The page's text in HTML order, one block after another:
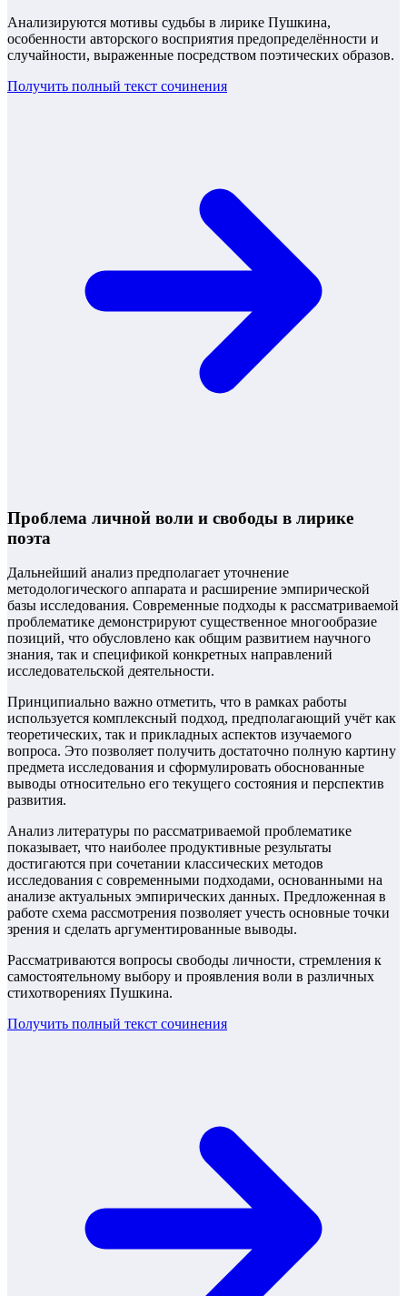
Анализируются мотивы судьбы в лирике Пушкина,
особенности авторского восприятия предопределённости и
случайности, выраженные посредством поэтических образов.
Получить полный текст сочинения
Проблема личной воли и свободы в лирике
поэта
Дальнейший анализ предполагает уточнение
методологического аппарата и расширение эмпирической
базы исследования. Современные подходы к рассматриваемой
проблематике демонстрируют существенное многообразие
позиций, что обусловлено как общим развитием научного
знания, так и спецификой конкретных направлений
исследовательской деятельности.
Принципиально важно отметить, что в рамках работы
используется комплексный подход, предполагающий учёт как
теоретических, так и прикладных аспектов изучаемого
вопроса. Это позволяет получить достаточно полную картину
предмета исследования и сформулировать обоснованные
выводы относительно его текущего состояния и перспектив
развития.
Анализ литературы по рассматриваемой проблематике
показывает, что наиболее продуктивные результаты
достигаются при сочетании классических методов
исследования с современными подходами, основанными на
анализе актуальных эмпирических данных. Предложенная в
работе схема рассмотрения позволяет учесть основные точки
зрения и сделать аргументированные выводы.
Рассматриваются вопросы свободы личности, стремления к
самостоятельному выбору и проявления воли в различных
стихотворениях Пушкина.
Получить полный текст сочинения